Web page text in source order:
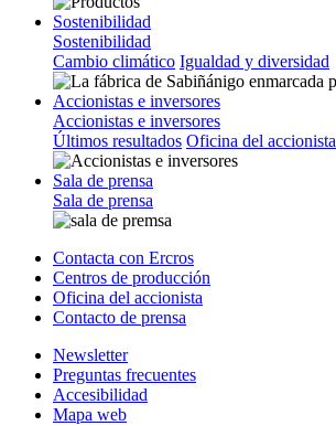
Sostenibilidad
Sostenibilidad
Cambio climático Igualdad y diversidad
Accionistas e inversores
Accionistas e inversores
Últimos resultados Oficina del accionista
Sala de prensa
Sala de prensa
Contacta con Ercros
Centros de producción
Oficina del accionista
Contacto de prensa
Newsletter
Preguntas frecuentes
Accesibilidad
Mapa web